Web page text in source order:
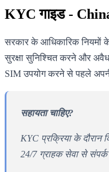
KYC गाइड -
सरकार के आधिकारिक नियमों
सुरक्षा सुनिश्चित करने और
SIM उपयोग करने से पहले
सहायता चाहिए?
KYC प्रक्रिया के दौरान
24/7 ग्राहक सेवा से